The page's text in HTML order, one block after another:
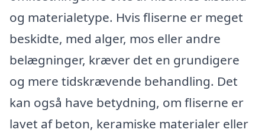
og materialetype. Hvis fliserne er meget
beskidte, med alger, mos eller andre
belægninger, kræver det en grundigere
og mere tidskrævende behandling. Det
kan også have betydning, om fliserne er
lavet af beton, keramiske materialer eller